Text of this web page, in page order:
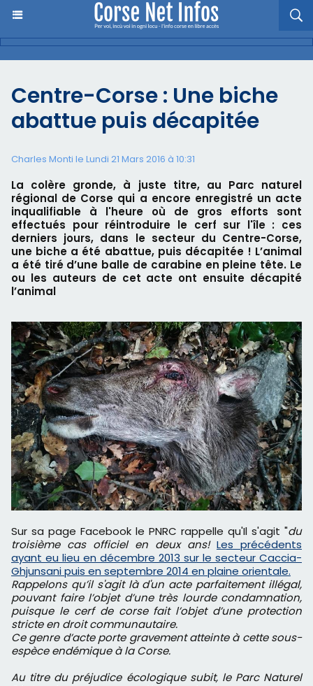
Centre-Corse : Une biche
abattue puis décapitée
Charles Monti le Lundi 21 Mars 2016 à 10:31
La colère gronde, à juste titre, au Parc naturel
régional de Corse qui a encore enregistré un acte
inqualifiable à l'heure où de gros efforts sont
effectués pour réintroduire le cerf sur l'île : ces
derniers jours, dans le secteur du Centre-Corse,
une biche a été abattue, puis décapitée ! L’animal
a été tiré d’une balle de carabine en pleine tête. Le
ou les auteurs de cet acte ont ensuite décapité
l’animal
Sur sa page Facebook le PNRC rappelle qu'Il s'agit "du
troisième cas officiel en deux ans! Les précédents
ayant eu lieu en décembre 2013 sur le secteur Caccia-
Ghjunsani puis en septembre 2014 en plaine orientale.
Rappelons qu’il s'agit là d'un acte parfaitement illégal,
pouvant faire l’objet d’une très lourde condamnation,
puisque le cerf de corse fait l’objet d’une protection
stricte en droit communautaire.
Ce genre d’acte porte gravement atteinte à cette sous-
espèce endémique à la Corse.
Au titre du préjudice écologique subit, le Parc Naturel